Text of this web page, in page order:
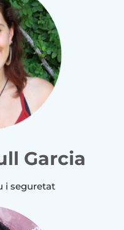
Garcia
i seguretat